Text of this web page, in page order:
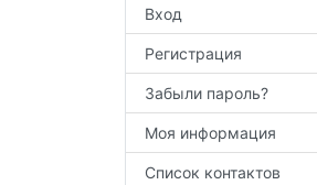
Вход
Регистрация
Забыли пароль?
Моя информация
Список контактов